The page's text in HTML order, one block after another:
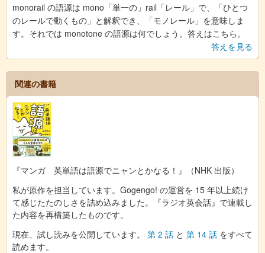
monorail の語源は mono「単一の」rail「レール」で、「ひとつ
のレールで動くもの」と解釈でき、「モノレール」を意味しま
す。それでは monotone の語源は何でしょう。答えはこちら。
答えを見る
関連の書籍
『マンガ 英単語は語源でニャンとかなる！』（NHK 出版）
私が原作を担当しています。Gogengo! の運営を 15 年以上続け
て感じたたのしさを詰め込みました。『ラジオ英会話』で連載し
た内容を再構築したものです。
現在、試し読みを公開しています。 第 2 話 と 第 14 話 をすべて
読めます。